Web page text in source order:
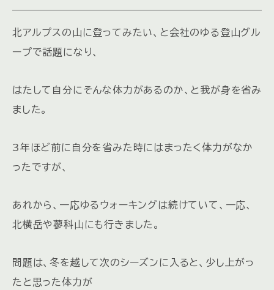
北アルプスの山に登ってみたい、と会社のゆる登山グル
ープで話題になり、
はたして自分にそんな体力があるのか、と我が身を省み
ました。
3年ほど前に自分を省みた時にはまったく体力がなか
ったですが、
あれから、一応ゆるウォーキングは続けていて、一応、
北横岳や蓼科山にも行きました。
問題は、冬を越して次のシーズンに入ると、少し上がっ
たと思った体力が